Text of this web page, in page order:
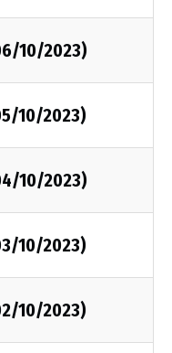
10/2023)
10/2023)
10/2023)
10/2023)
10/2023)